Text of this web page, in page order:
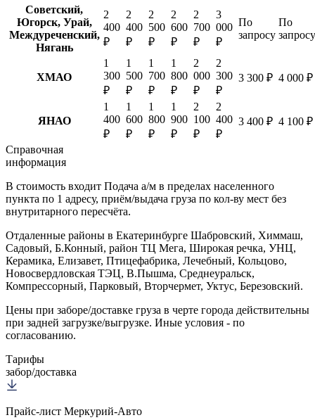
Советский,
Югорск, Урай,
Междуреченский,
Нягань
2
400
₽
2
400
₽
2
500
₽
2
600
₽
2
700
₽
3
000
₽
По
запросу
По
запросу
ХМАО
1
300
₽
1
500
₽
1
700
₽
1
800
₽
2
000
₽
2
300
₽
3 300 ₽ 4 000 ₽
ЯНАО
1
400
₽
1
600
₽
1
800
₽
1
900
₽
2
100
₽
2
400
₽
3 400 ₽ 4 100 ₽
Справочная
информация
В стоимость входит Подача а/м в пределах населенного
пункта по 1 адресу, приём/выдача груза по кол-ву мест без
внутритарного пересчёта.
Отдаленные районы в Екатеринбурге Шабровский, Химмаш,
Садовый, Б.Конный, район ТЦ Мега, Широкая речка, УНЦ,
Керамика, Елизавет, Птицефабрика, Лечебный, Кольцово,
Новосвердловская ТЭЦ, В.Пышма, Среднеуральск,
Компрессорный, Парковый, Вторчермет, Уктус, Березовский.
Цены при заборе/доставке груза в черте города действительны
при задней загрузке/выгрузке. Иные условия - по
согласованию.
Тарифы
забор/доставка
Прайс-лист Меркурий-Авто